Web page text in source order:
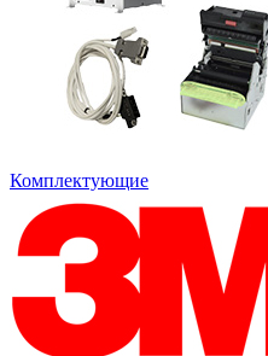
Комплектующие